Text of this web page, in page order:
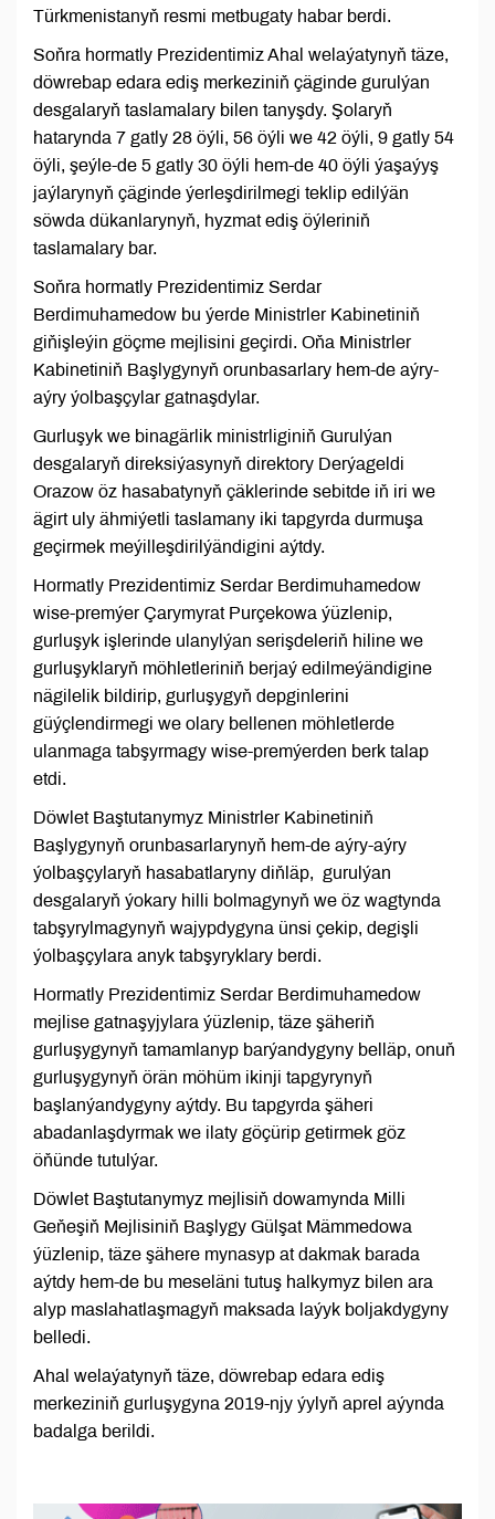
Türkmenistanyň resmi metbugaty habar berdi.
Soňra hormatly Prezidentimiz Ahal welaýatynyň täze,
döwrebap edara ediş merkeziniň çäginde gurulýan
desgalaryň taslamalary bilen tanyşdy. Şolaryň
hatarynda 7 gatly 28 öýli, 56 öýli we 42 öýli, 9 gatly 54
öýli, şeýle-de 5 gatly 30 öýli hem-de 40 öýli ýaşaýyş
jaýlarynyň çäginde ýerleşdirilmegi teklip edilýän
söwda dükanlarynyň, hyzmat ediş öýleriniň
taslamalary bar.
Soňra hormatly Prezidentimiz Serdar
Berdimuhamedow bu ýerde Ministrler Kabinetiniň
giňişleýin göçme mejlisini geçirdi. Oňa Ministrler
Kabinetiniň Başlygynyň orunbasarlary hem-de aýry-
aýry ýolbaşçylar gatnaşdylar.
Gurluşyk we binagärlik ministrliginiň Gurulýan
desgalaryň direksiýasynyň direktory Derýageldi
Orazow öz hasabatynyň çäklerinde sebitde iň iri we
ägirt uly ähmiýetli taslamany iki tapgyrda durmuşa
geçirmek meýilleşdirilýändigini aýtdy.
Hormatly Prezidentimiz Serdar Berdimuhamedow
wise-premýer Çarymyrat Purçekowa ýüzlenip,
gurluşyk işlerinde ulanylýan serişdeleriň hiline we
gurluşyklaryň möhletleriniň berjaý edilmeýändigine
nägilelik bildirip, gurluşygyň depginlerini
güýçlendirmegi we olary bellenen möhletlerde
ulanmaga tabşyrmagy wise-premýerden berk talap
etdi.
Döwlet Baştutanymyz Ministrler Kabinetiniň
Başlygynyň orunbasarlarynyň hem-de aýry-aýry
ýolbaşçylaryň hasabatlaryny diňläp, gurulýan
desgalaryň ýokary hilli bolmagynyň we öz wagtynda
tabşyrylmagynyň wajypdygyna ünsi çekip, degişli
ýolbaşçylara anyk tabşyryklary berdi.
Hormatly Prezidentimiz Serdar Berdimuhamedow
mejlise gatnaşyjylara ýüzlenip, täze şäheriň
gurluşygynyň tamamlanyp barýandygyny belläp, onuň
gurluşygynyň örän möhüm ikinji tapgyrynyň
başlanýandygyny aýtdy. Bu tapgyrda şäheri
abadanlaşdyrmak we ilaty göçürip getirmek göz
öňünde tutulýar.
Döwlet Baştutanymyz mejlisiň dowamynda Milli
Geňeşiň Mejlisiniň Başlygy Gülşat Mämmedowa
ýüzlenip, täze şähere mynasyp at dakmak barada
aýtdy hem-de bu meseläni tutuş halkymyz bilen ara
alyp maslahatlaşmagyň maksada laýyk boljakdygyny
belledi.
Ahal welaýatynyň täze, döwrebap edara ediş
merkeziniň gurluşygyna 2019-njy ýylyň aprel aýynda
badalga berildi.